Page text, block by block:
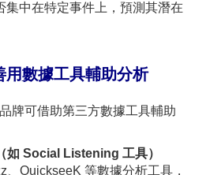
集中在特定事件上，預測其潛在
用數據工具輔助分析
牌可借助第三方數據工具輔助
如 Social Listening 工具）
QuickseeK 等數據分析工具，